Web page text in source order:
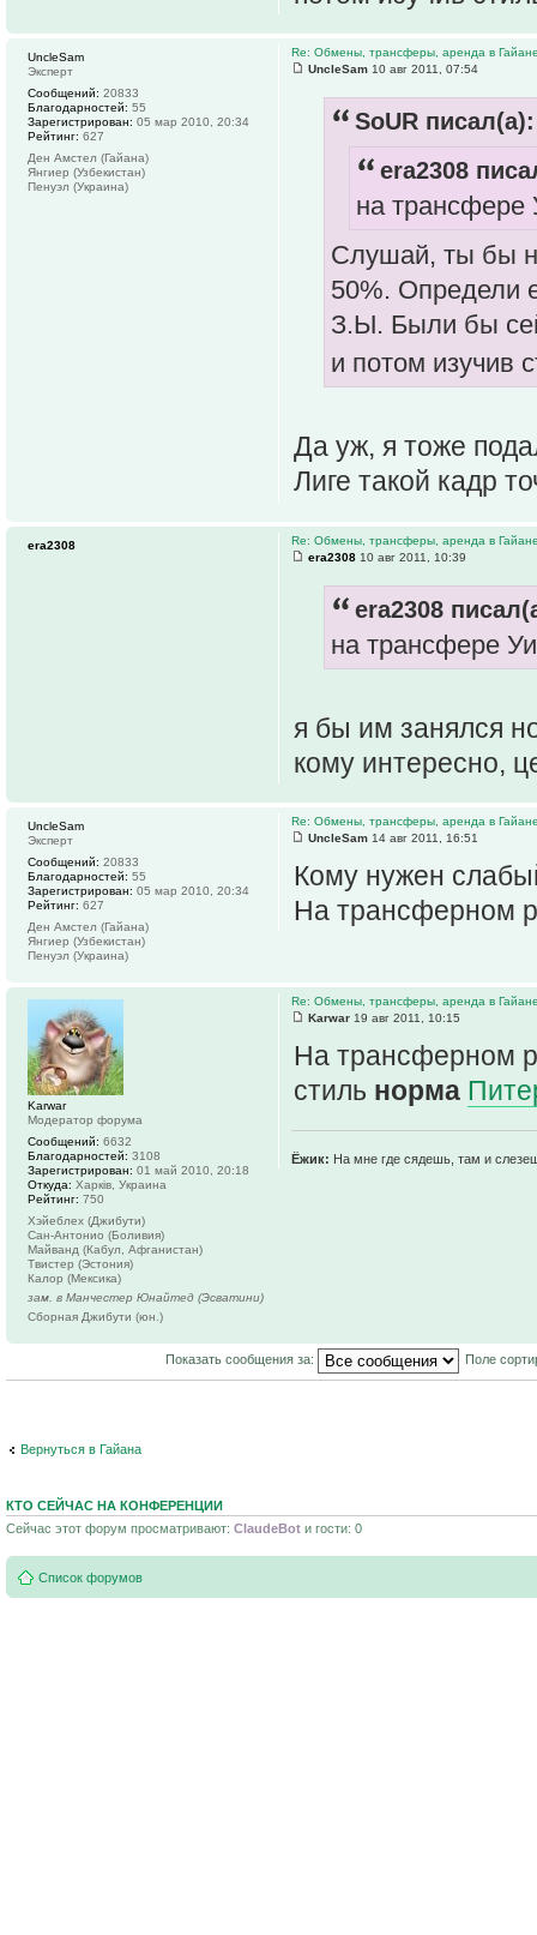
Re: Обмены, трансферы, аренда в
UncleSam 10 авг 2011, 07:54
SoUR писал(а):
era2308
на трансфере
Слушай, ты бы
50%. Определи
З.Ы. Были бы
и потом изучив
Да уж, я тоже
Лиге такой кадр
UncleSam
Эксперт
Сообщений: 20833
Благодарностей: 55
Зарегистрирован: 05 мар 2010, 20:34
Рейтинг: 627
Ден Амстел (Гайана)
Янгиер (Узбекистан)
Пенуэл (Украина)
Re: Обмены, трансферы, аренда в
era2308 10 авг 2011, 10:39
era2308
на трансфере
я бы им занялся
кому интересно,
era2308
Re: Обмены, трансферы, аренда в
UncleSam 14 авг 2011, 16:51
Кому нужен
На трансферном
UncleSam
Эксперт
Сообщений: 20833
Благодарностей: 55
Зарегистрирован: 05 мар 2010, 20:34
Рейтинг: 627
Ден Амстел (Гайана)
Янгиер (Узбекистан)
Пенуэл (Украина)
Re: Обмены, трансферы, аренда в
Karwar 19 авг 2011, 10:15
На трансферном
стиль норма
Ёжик: На мне где сядешь, там и
Karwar
Модератор форума
Сообщений: 6632
Благодарностей: 3108
Зарегистрирован: 01 май 2010, 20:18
Откуда: Харків, Украина
Рейтинг: 750
Хэйеблех (Джибути)
Сан-Антонио (Боливия)
Майванд (Кабул, Афганистан)
Твистер (Эстония)
Калор (Мексика)
зам. в Манчестер Юнайтед (Эсватини)
Сборная Джибути (юн.)
Показать сообщения за: Поле
Вернуться в Гайана
КТО СЕЙЧАС НА КОНФЕРЕНЦИИ
Сейчас этот форум просматривают: ClaudeBot и гости: 0
Список форумов